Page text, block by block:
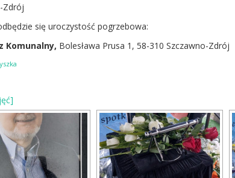
Zdrój
się uroczystość pogrzebowa:
Komunalny, Bolesława Prusa 1, 58-310 Szczawno-Zdrój